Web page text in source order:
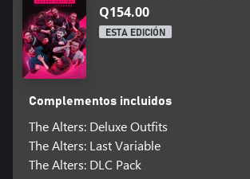
Q154.00
ESTA EDICIÓN
Complementos incluidos
The Alters: Deluxe Outfits
The Alters: Last Variable
The Alters: DLC Pack